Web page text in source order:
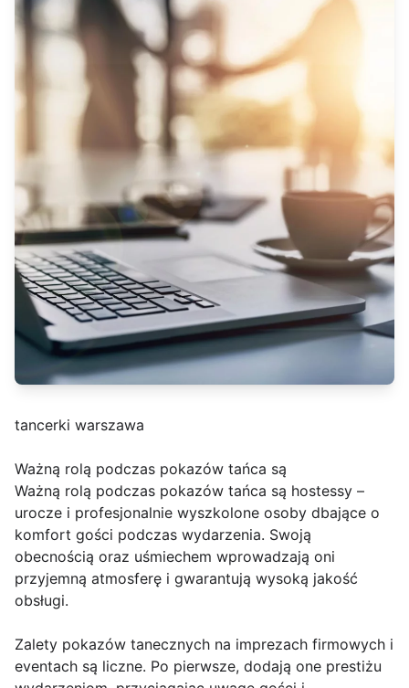
tancerki warszawa
Ważną rolą podczas pokazów tańca są
Ważną rolą podczas pokazów tańca są hostessy –
urocze i profesjonalnie wyszkolone osoby dbające o
komfort gości podczas wydarzenia. Swoją
obecnością oraz uśmiechem wprowadzają oni
przyjemną atmosferę i gwarantują wysoką jakość
obsługi.
Zalety pokazów tanecznych na imprezach firmowych i
eventach są liczne. Po pierwsze, dodają one prestiżu